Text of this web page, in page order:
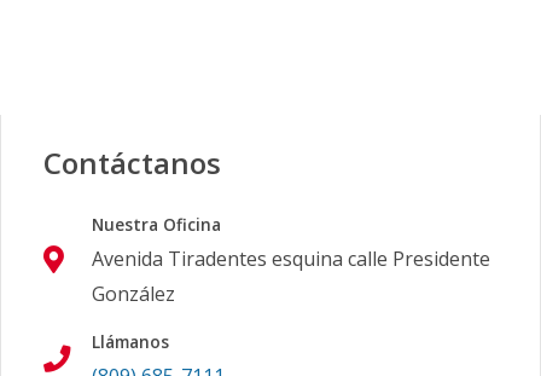
Contáctanos
Nuestra Oficina
Avenida Tiradentes esquina calle Presidente
González
Llámanos